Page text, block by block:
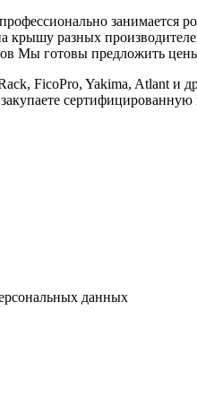
разных
Мы готовы предложить
FicoPro, Yakima, Atlant
сертифицированную
данных